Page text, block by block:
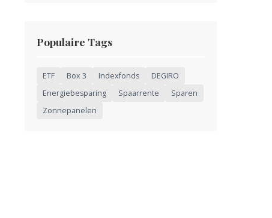
Populaire Tags
ETF Box 3 Indexfonds
DEGIRO
Energiebesparing
Spaarrente
Sparen
Zonnepanelen